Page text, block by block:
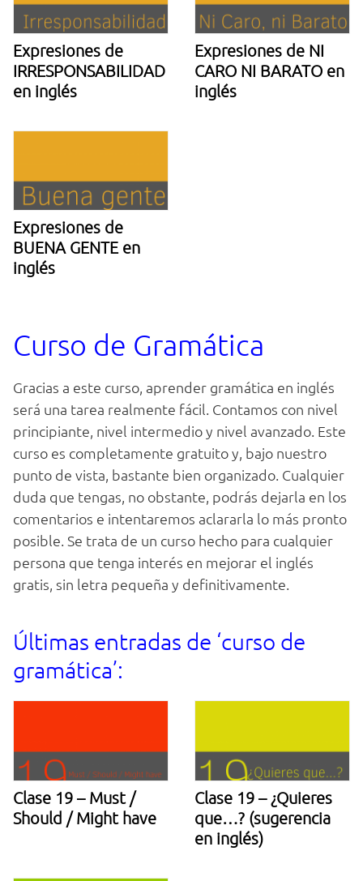
Expresiones de
IRRESPONSABILIDAD
en inglés
Expresiones de NI
CARO NI BARATO en
inglés
Expresiones de
BUENA GENTE en
inglés
Curso de Gramática
Gracias a este curso, aprender gramática en inglés
será una tarea realmente fácil. Contamos con nivel
principiante, nivel intermedio y nivel avanzado. Este
curso es completamente gratuito y, bajo nuestro
punto de vista, bastante bien organizado. Cualquier
duda que tengas, no obstante, podrás dejarla en los
comentarios e intentaremos aclararla lo más pronto
posible. Se trata de un curso hecho para cualquier
persona que tenga interés en mejorar el inglés
gratis, sin letra pequeña y definitivamente.
Últimas entradas de ‘curso de
gramática’:
Clase 19 – Must /
Should / Might have
Clase 19 – ¿Quieres
que…? (sugerencia
en inglés)